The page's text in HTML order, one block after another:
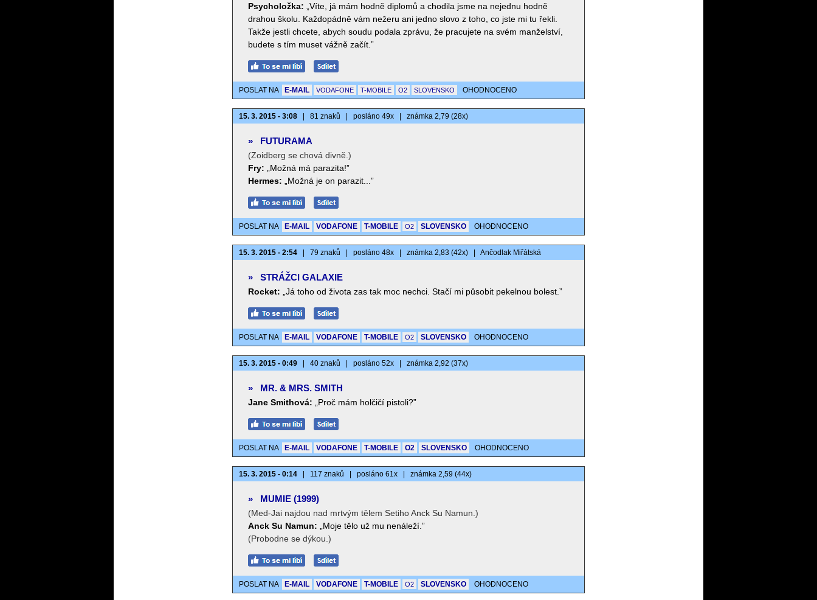
Psycholožka:
„Víte, já mám hodně diplomů a chodila jsme na nejednu hodně
drahou školu. Každopádně vám nežeru ani jedno slovo z toho, co jste mi tu řekli.
Takže jestli chcete, abych soudu podala zprávu, že pracujete na svém manželství,
budete s tím muset vážně začít.”
POSLAT NA E-MAIL VODAFONE T-MOBILE O2 SLOVENSKO OHODNOCENO
15. 3. 2015 - 3:08 81 znaků posláno 49x známka 2,79 (28x)
» FUTURAMA
(Zoidberg se chová divně.)
Fry:
„Možná má parazita!”
Hermes:
„Možná je on parazit...”
POSLAT NA E-MAIL VODAFONE T-MOBILE O2 SLOVENSKO OHODNOCENO
15. 3. 2015 - 2:54 79 znaků posláno 48x známka 2,83 (42x) Ančodlak Miřátská
» STRÁŽCI GALAXIE
Rocket: „Já toho od života zas tak moc nechci. Stačí mi působit pekelnou bolest.”
POSLAT NA E-MAIL VODAFONE T-MOBILE O2 SLOVENSKO OHODNOCENO
15. 3. 2015 - 0:49 40 znaků posláno 52x známka 2,92 (37x)
» MR. & MRS. SMITH
Jane Smithová: „Proč mám holčičí pistoli?”
POSLAT NA E-MAIL VODAFONE T-MOBILE O2 SLOVENSKO OHODNOCENO
15. 3. 2015 - 0:14 117 znaků posláno 61x známka 2,59 (44x)
» MUMIE (1999)
(Med-Jai najdou nad mrtvým tělem Setiho Anck Su Namun.)
Anck Su Namun:
„Moje tělo už mu nenáleží.”
(Probodne se dýkou.)
POSLAT NA E-MAIL VODAFONE T-MOBILE O2 SLOVENSKO OHODNOCENO